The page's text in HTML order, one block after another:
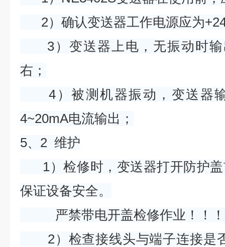
2）确认变送器工作电源应为
3）变送器上电，无振动时输
右；
4）被测机器振动，变送器
4~20mA电流输出；
5、2 维护
1）检修时，变送器打开防护盖
保证设备安全。
严禁带电开盖检修作业！！！
2）检查接线头与端子连接是